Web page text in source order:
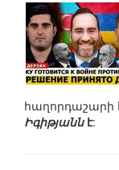
հաղորդաշարի
Իգիթյաննէ: